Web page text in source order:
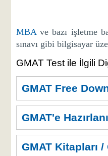
MBAve bazı işletme
sınavı gibi bilgisayar
GMAT Test ile İlgili
GMAT Free
GMAT'e
GMAT Kitapları /